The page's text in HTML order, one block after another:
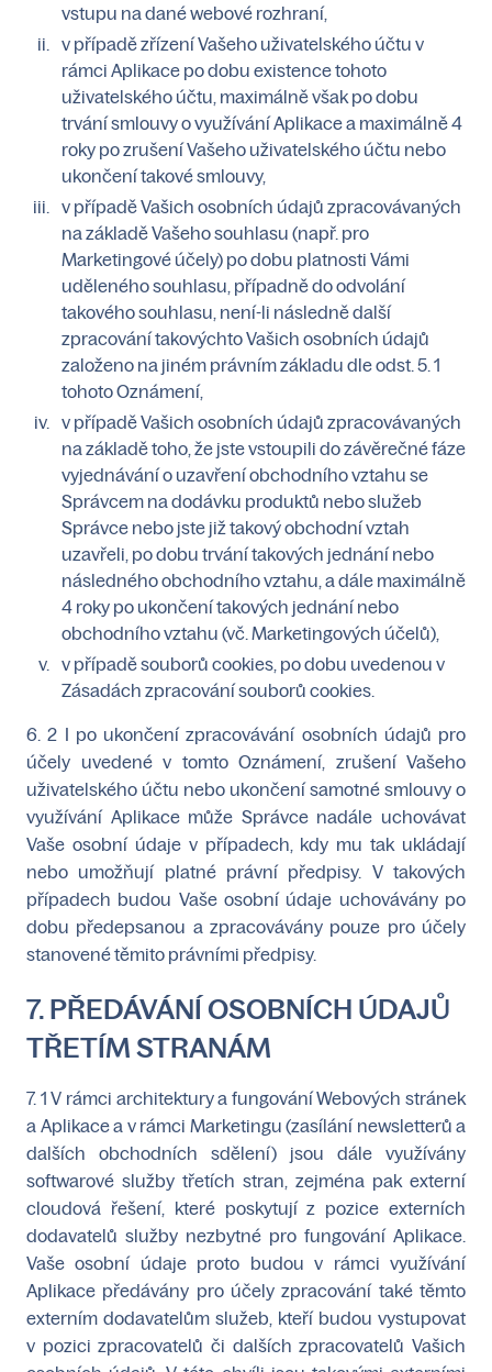
vstupu na dané webové rozhraní,
v případě zřízení Vašeho uživatelského účtu v
rámci Aplikace po dobu existence tohoto
uživatelského účtu, maximálně však po dobu
trvání smlouvy o využívání Aplikace a maximálně 4
roky po zrušení Vašeho uživatelského účtu nebo
ukončení takové smlouvy,
v případě Vašich osobních údajů zpracovávaných
na základě Vašeho souhlasu (např. pro
Marketingové účely) po dobu platnosti Vámi
uděleného souhlasu, případně do odvolání
takového souhlasu, není-li následně další
zpracování takovýchto Vašich osobních údajů
založeno na jiném právním základu dle odst. 5. 1
tohoto Oznámení,
v případě Vašich osobních údajů zpracovávaných
na základě toho, že jste vstoupili do závěrečné fáze
vyjednávání o uzavření obchodního vztahu se
Správcem na dodávku produktů nebo služeb
Správce nebo jste již takový obchodní vztah
uzavřeli, po dobu trvání takových jednání nebo
následného obchodního vztahu, a dále maximálně
4 roky po ukončení takových jednání nebo
obchodního vztahu (vč. Marketingových účelů),
v případě souborů cookies, po dobu uvedenou v
Zásadách zpracování souborů cookies.
6. 2 I po ukončení zpracovávání osobních údajů pro
účely uvedené v tomto Oznámení, zrušení Vašeho
uživatelského účtu nebo ukončení samotné smlouvy o
využívání Aplikace může Správce nadále uchovávat
Vaše osobní údaje v případech, kdy mu tak ukládají
nebo umožňují platné právní předpisy. V takových
případech budou Vaše osobní údaje uchovávány po
dobu předepsanou a zpracovávány pouze pro účely
stanovené těmito právními předpisy.
7. PŘEDÁVÁNÍ OSOBNÍCH ÚDAJŮ
TŘETÍM STRANÁM
7. 1 V rámci architektury a fungování Webových stránek
a Aplikace a v rámci Marketingu (zasílání newsletterů a
dalších obchodních sdělení) jsou dále využívány
softwarové služby třetích stran, zejména pak externí
cloudová řešení, které poskytují z pozice externích
dodavatelů služby nezbytné pro fungování Aplikace.
Vaše osobní údaje proto budou v rámci využívání
Aplikace předávány pro účely zpracování také těmto
externím dodavatelům služeb, kteří budou vystupovat
v pozici zpracovatelů či dalších zpracovatelů Vašich